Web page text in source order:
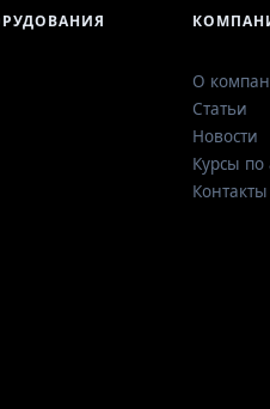
О
Статьи
Новости
Курсы
Контакты